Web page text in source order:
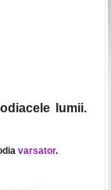
lumii.
varsator.